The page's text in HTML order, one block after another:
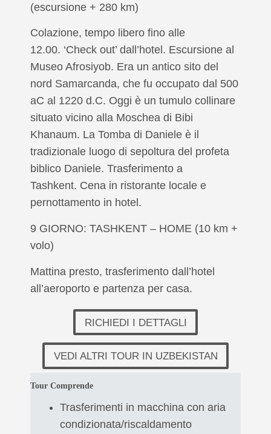
(escursione + 280 km)
Colazione, tempo libero fino alle
12.00. ‘Check out’ dall’hotel. Escursione al
Museo Afrosiyob. Era un antico sito del
nord Samarcanda, che fu occupato dal 500
aC al 1220 d.C. Oggi è un tumulo collinare
situato vicino alla Moschea di Bibi
Khanaum. La Tomba di Daniele è il
tradizionale luogo di sepoltura del profeta
biblico Daniele. Trasferimento a
Tashkent. Cena in ristorante locale e
pernottamento in hotel.
9 GIORNO: TASHKENT – HOME (10 km +
volo)
Mattina presto, trasferimento dall’hotel
all’aeroporto e partenza per casa.
RICHIEDI I DETTAGLI
VEDI ALTRI TOUR IN UZBEKISTAN
Tour Comprende
Trasferimenti in macchina con aria
condizionata/riscaldamento